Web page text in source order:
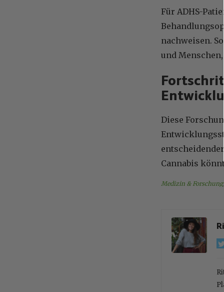
Für ADHS-
nachweisen.
und Menschen,
Diese
Cannabis
Medizin & Forschung,